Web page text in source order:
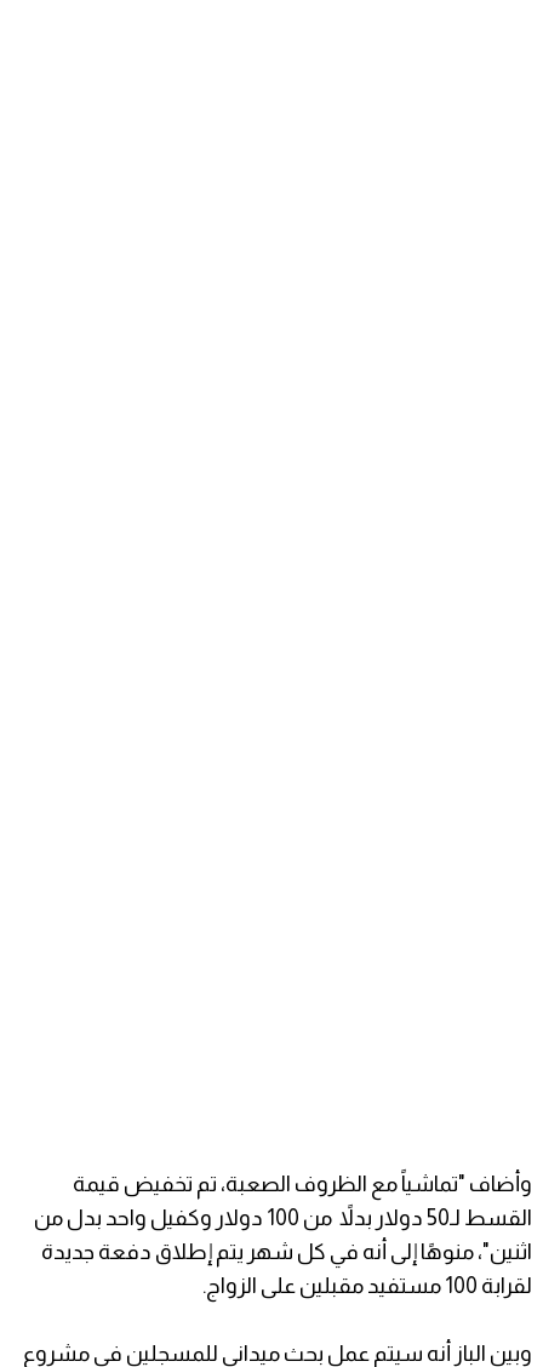
وأضاف "تماشياً مع الظروف الصعبة، تم تخفيض قيمة
القسط لـ50 دولار بدلاً من 100 دولار وكفيل واحد بدل من
اثنين"، منوهًا إلى أنه في كل شهر يتم إطلاق دفعة جديدة
لقرابة 100 مستفيد مقبلين على الزواج.
وبين الباز أنه سيتم عمل بحث ميداني للمسجلين في مشروع